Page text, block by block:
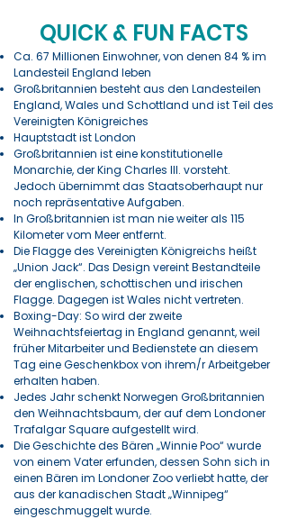
QUICK & FUN FACTS
Ca. 67 Millionen Einwohner, von denen 84 % im
Landesteil England leben
Großbritannien besteht aus den Landesteilen
England, Wales und Schottland und ist Teil des
Vereinigten Königreiches
Hauptstadt ist London
Großbritannien ist eine konstitutionelle
Monarchie, der King Charles III. vorsteht.
Jedoch übernimmt das Staatsoberhaupt nur
noch repräsentative Aufgaben.
In Großbritannien ist man nie weiter als 115
Kilometer vom Meer entfernt.
Die Flagge des Vereinigten Königreichs heißt
„Union Jack“. Das Design vereint Bestandteile
der englischen, schottischen und irischen
Flagge. Dagegen ist Wales nicht vertreten.
Boxing-Day: So wird der zweite
Weihnachtsfeiertag in England genannt, weil
früher Mitarbeiter und Bedienstete an diesem
Tag eine Geschenkbox von ihrem/r Arbeitgeber
erhalten haben.
Jedes Jahr schenkt Norwegen Großbritannien
den Weihnachtsbaum, der auf dem Londoner
Trafalgar Square aufgestellt wird.
Die Geschichte des Bären „Winnie Poo“ wurde
von einem Vater erfunden, dessen Sohn sich in
einen Bären im Londoner Zoo verliebt hatte, der
aus der kanadischen Stadt „Winnipeg“
eingeschmuggelt wurde.